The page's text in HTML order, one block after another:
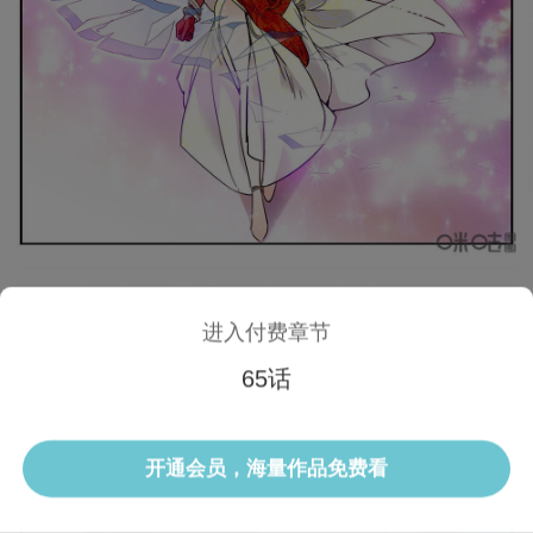
选集 当前话
进入付费章节
65话
开通会员，海量作品免费看